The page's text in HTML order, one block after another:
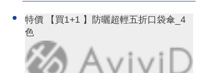
特價 【買1+1 】防曬超輕五折口袋傘_4
色